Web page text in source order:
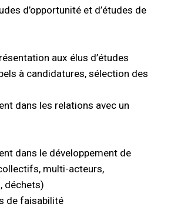
d’opportunité et d’études de
aux élus d’études
à candidatures, sélection des
dans les relations avec un
dans le développement de
multi-acteurs,
déchets)
de faisabilité